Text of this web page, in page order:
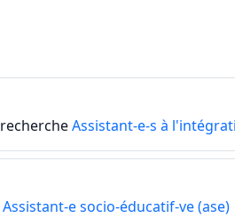
rechercheAssistant-e-s à
Assistant-e socio-éducatif-ve (ase)